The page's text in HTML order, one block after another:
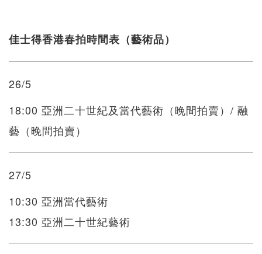
佳士得香港春拍時間表（藝術品）
26/5
18:00 亞洲二十世紀及當代藝術（晚間拍賣）/ 融
藝（晚間拍賣）
27/5
10:30 亞洲當代藝術
13:30 亞洲二十世紀藝術